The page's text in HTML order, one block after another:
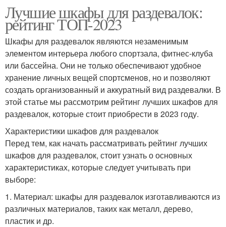
Лучшие шкафы для раздевалок:
рейтинг ТОП-2023
Шкафы для раздевалок являются незаменимым
элементом интерьера любого спортзала, фитнес-клуба
или бассейна. Они не только обеспечивают удобное
хранение личных вещей спортсменов, но и позволяют
создать организованный и аккуратный вид раздевалки. В
этой статье мы рассмотрим рейтинг лучших шкафов для
раздевалок, которые стоит приобрести в 2023 году.
Характеристики шкафов для раздевалок
Перед тем, как начать рассматривать рейтинг лучших
шкафов для раздевалок, стоит узнать о основных
характеристиках, которые следует учитывать при
выборе:
1. Материал: шкафы для раздевалок изготавливаются из
различных материалов, таких как металл, дерево,
пластик и др.